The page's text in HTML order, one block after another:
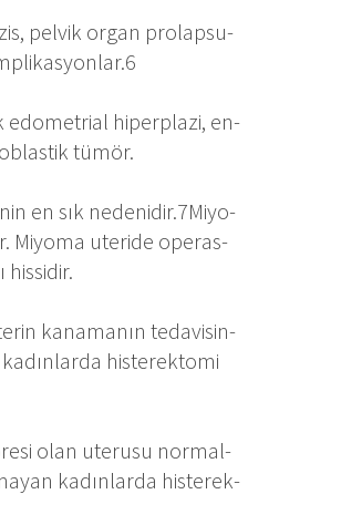
pel­vik or­gan pro­lap­su­
edo­met­ri­al hi­perp­la­zi, en­
tü­mör.
en sık ne­de­ni­dir.7Mi­yo­
Mi­yo­ma ute­ri­de ope­ras­
ka­na­ma­nın te­da­vi­sin­
his­te­rek­to­mi
olan ute­ru­su nor­mal­
ka­dın­lar­da his­te­rek­